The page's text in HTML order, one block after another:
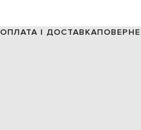
ОПЛАТА І ДОСТАВКА